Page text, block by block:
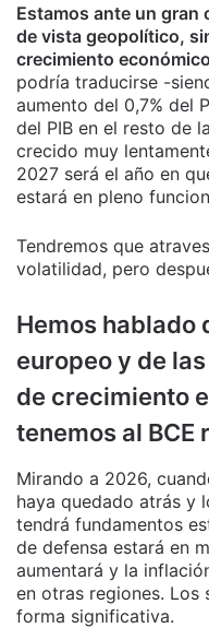
Estamos ante un gran
de vista geopolítico,
crecimiento
podría traducirse -
aumento del 0,7% del
del PIB en el resto de
crecido muy
2027 será el año en
estará en pleno
Tendremos que
volatilidad, pero
Hemos hablado
europeo y de
de crecimiento
tenemos al
Mirando a 2026,
haya quedado atrás y
tendrá fundamentos
de defensa estará en
aumentará y la
en otras regiones. Los
forma significativa.